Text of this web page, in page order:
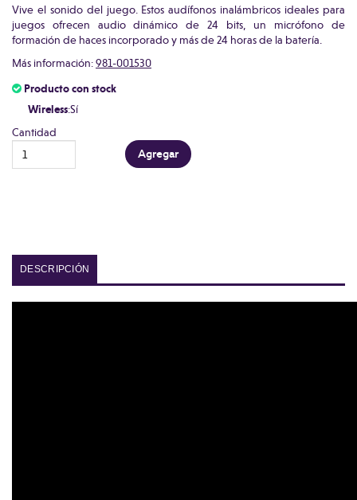
Vive el sonido del juego. Estos audífonos inalámbricos ideales para
juegos ofrecen audio dinámico de 24 bits, un micrófono de
formación de haces incorporado y más de 24 horas de la batería.
Más información:981-001530
Producto con stock
Wireless:Sí
Cantidad
DESCRIPCIÓN